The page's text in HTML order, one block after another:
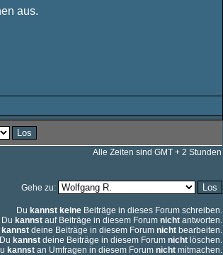
aus.
Alle Zeiten sind GMT + 2 Stunden
Gehe zu:
Du kannst keine Beiträge in dieses Forum schreiben.
Du kannst auf Beiträge in diesem Forum nicht antworten.
kannst deine Beiträge in diesem Forum nicht bearbeiten.
Du kannst deine Beiträge in diesem Forum nicht löschen.
kannst an Umfragen in diesem Forum nicht mitmachen.